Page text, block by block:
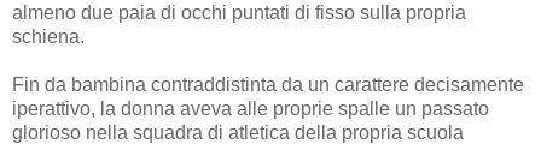
almeno due paia di occhi puntati di fisso sulla propria
schiena.
Fin da bambina contraddistinta da un carattere decisamente
iperattivo, la donna aveva alle proprie spalle un passato
glorioso nella squadra di atletica della propria scuola